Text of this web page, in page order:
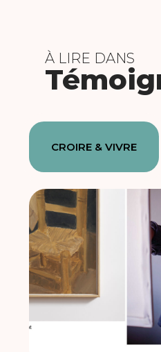
À LIRE DANS
CROIRE & VIVRE